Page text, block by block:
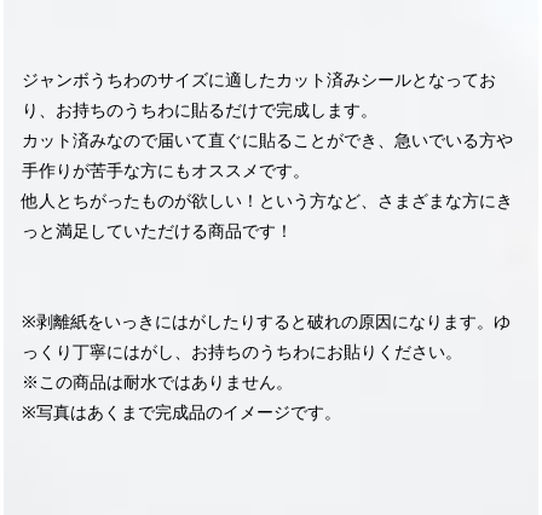
ジャンボうちわのサイズに適したカット済みシールとなってお
り、お持ちのうちわに貼るだけで完成します。
カット済みなので届いて直ぐに貼ることができ、急いでいる方や
手作りが苦手な方にもオススメです。
他人とちがったものが欲しい！という方など、さまざまな方にき
っと満足していただける商品です！
※剥離紙をいっきにはがしたりすると破れの原因になります。ゆ
っくり丁寧にはがし、お持ちのうちわにお貼りください。
※この商品は耐水ではありません。
※写真はあくまで完成品のイメージです。